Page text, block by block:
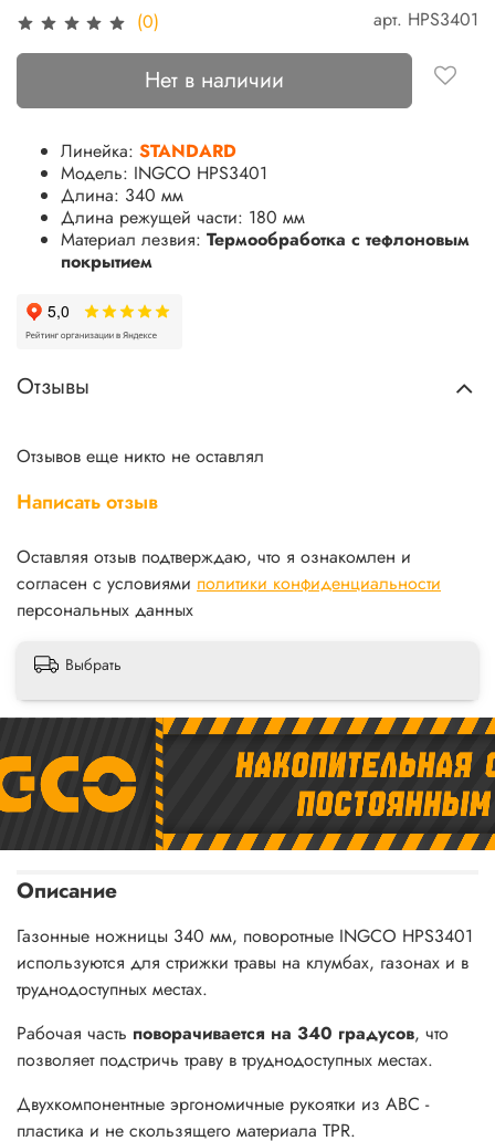
(0) арт. HPS3401
Нет в наличии
Линейка: STANDARD
Модель: INGCO HPS3401
Длина: 340 мм
Длина режущей части: 180 мм
Материал лезвия: Термообработка с тефлоновым
покрытием
Отзывы
Отзывов еще никто не оставлял
Написать отзыв
Оставляя отзыв подтверждаю, что я ознакомлен и
согласен с условиями политики конфиденциальности
персональных данных
Выбрать
Описание
Газонные ножницы 340 мм, поворотные INGCO HPS3401
используются для стрижки травы на клумбах, газонах и в
труднодоступных местах.
Рабочая часть поворачивается на 340 градусов, что
позволяет подстричь траву в труднодоступных местах.
Двухкомпонентные эргономичные рукоятки из ABC -
пластика и не скользящего материала TPR.